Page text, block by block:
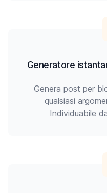
Generatore
Genera post per
qualsiasi
Individuabile